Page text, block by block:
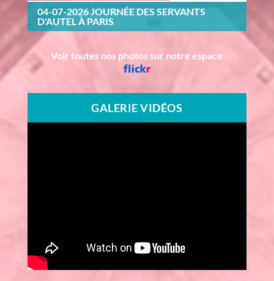
04-07-2026 JOURNÉE DES SERVANTS
D'AUTEL À PARIS
Voir toutes nos photos sur notre espace
GALERIE VIDÉOS